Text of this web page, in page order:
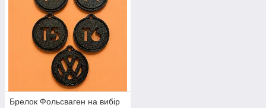
Брелок Фольсваген на вибір